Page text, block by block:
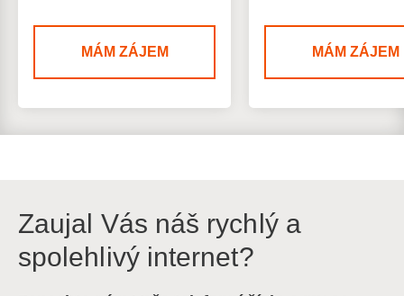
MÁM ZÁJEM MÁM ZÁJEM
Zaujal Vás náš rychlý a
spolehlivý internet?